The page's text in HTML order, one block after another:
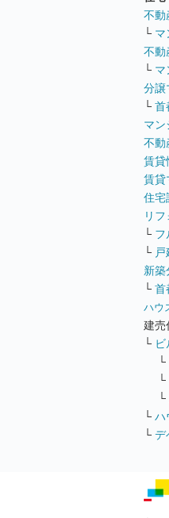
不動
└ マ
不動
└ マ
分譲
└ 首
マン
不動
賃貸
賃貸
住宅
リ
└ フ
└
新築
└ 首
ハウ
建売
└ ビ
└
└
└
└ ハ
└ デ